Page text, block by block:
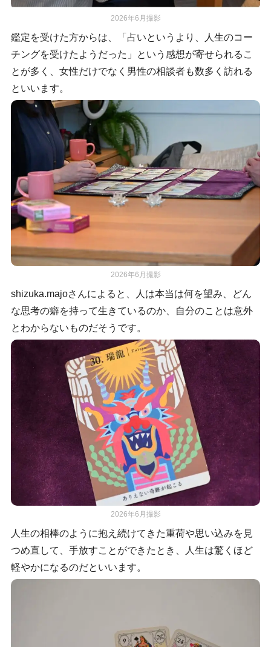
2026年6月撮影
鑑定を受けた方からは、「占いというより、人生のコー
チングを受けたようだった」という感想が寄せられるこ
とが多く、女性だけでなく男性の相談者も数多く訪れる
といいます。
2026年6月撮影
shizuka.majoさんによると、人は本当は何を望み、どん
な思考の癖を持って生きているのか、自分のことは意外
とわからないものだそうです。
2026年6月撮影
人生の相棒のように抱え続けてきた重荷や思い込みを見
つめ直して、手放すことができたとき、人生は驚くほど
軽やかになるのだといいます。